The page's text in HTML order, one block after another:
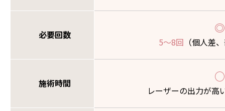
必要回数 ◎
5～8回 （個人差
施術時間 ○
レーザーの出力が高